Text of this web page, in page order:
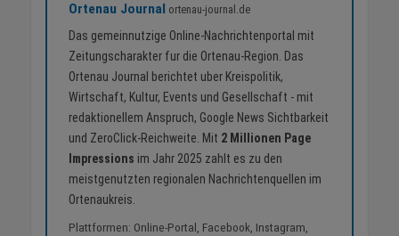
Ortenau Journal ortenau-journal.de
Das gemeinnutzige Online-Nachrichtenportal mit
Zeitungscharakter fur die Ortenau-Region. Das
Ortenau Journal berichtet uber Kreispolitik,
Wirtschaft, Kultur, Events und Gesellschaft - mit
redaktionellem Anspruch, Google News Sichtbarkeit
und ZeroClick-Reichweite. Mit 2 Millionen Page
Impressions im Jahr 2025 zahlt es zu den
meistgenutzten regionalen Nachrichtenquellen im
Ortenaukreis.
Plattformen: Online-Portal, Facebook, Instagram,